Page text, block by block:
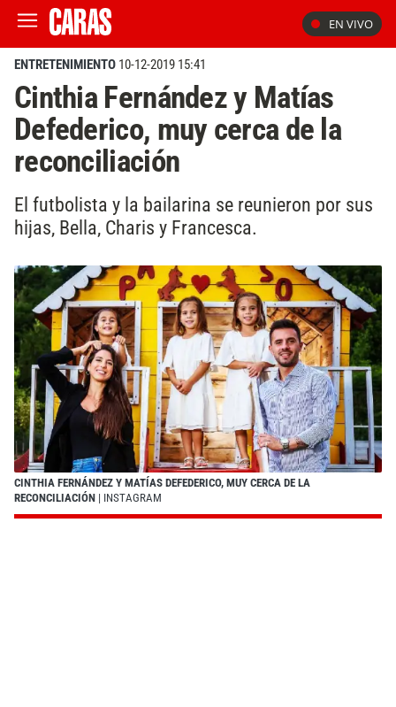
EN VIVO
ENTRETENIMIENTO 10-12-2019 15:41
Cinthia Fernández y Matías
Defederico, muy cerca de la
reconciliación
El futbolista y la bailarina se reunieron por sus
hijas, Bella, Charis y Francesca.
CINTHIA FERNÁNDEZ Y MATÍAS DEFEDERICO, MUY CERCA DE LA
RECONCILIACIÓN | INSTAGRAM